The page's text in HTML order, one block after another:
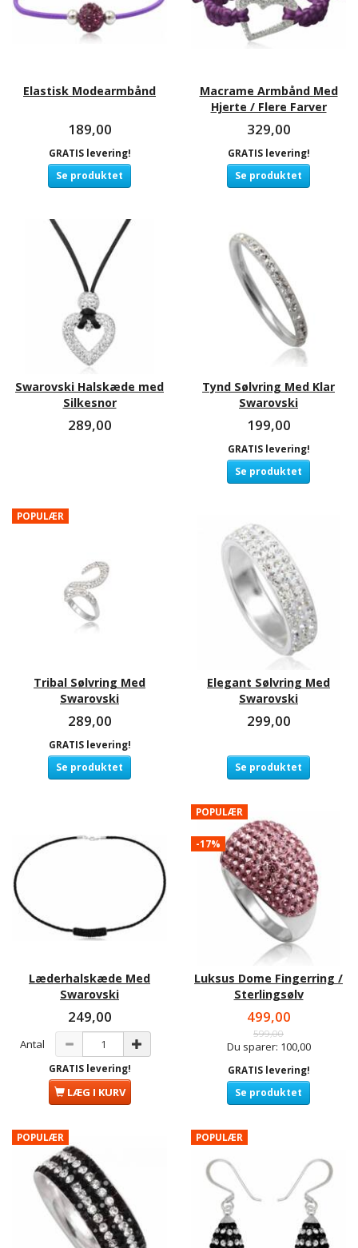
Elastisk Modearmbånd
189,00
GRATIS levering!
Se produktet
Macrame Armbånd Med
Hjerte / Flere Farver
329,00
GRATIS levering!
Se produktet
Swarovski Halskæde med
Silkesnor
289,00
Tynd Sølvring Med Klar
Swarovski
199,00
GRATIS levering!
Se produktet
POPULÆR
Tribal Sølvring Med
Swarovski
289,00
GRATIS levering!
Se produktet
Elegant Sølvring Med
Swarovski
299,00
Se produktet
Læderhalskæde Med
Swarovski
249,00
Antal
GRATIS levering!
LÆG I KURV
POPULÆR
-17%
Luksus Dome Fingerring /
Sterlingsølv
499,00
599,00
Du sparer: 100,00
GRATIS levering!
Se produktet
POPULÆR POPULÆR